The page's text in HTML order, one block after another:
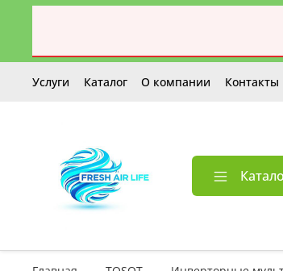
Услуги Каталог О компании Контакты